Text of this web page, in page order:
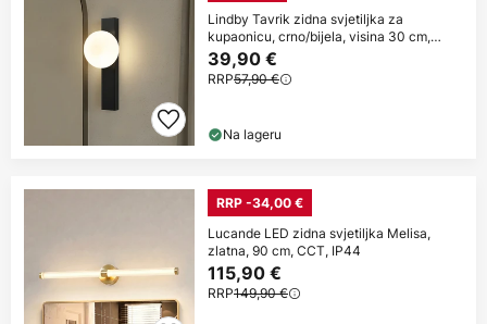
Lindby Tavrik zidna svjetiljka za
kupaonicu, crno/bijela, visina 30 cm,
staklo
39,90 €
RRP57,90 €
Na lageru
RRP -34,00 €
Lucande LED zidna svjetiljka Melisa,
zlatna, 90 cm, CCT, IP44
115,90 €
RRP149,90 €